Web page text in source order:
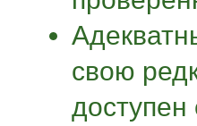
свою
доступен